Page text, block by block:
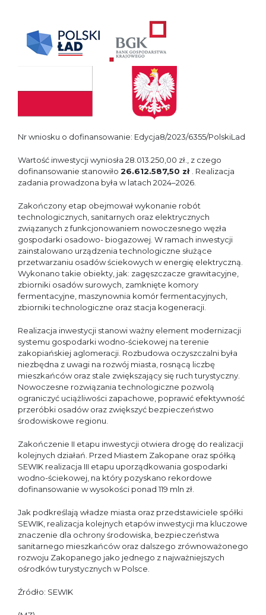
Nr wniosku o dofinansowanie: Edycja8/2023/6355/PolskiLad
Wartość inwestycji wyniosła 28.013.250,00 zł., z czego
dofinansowanie stanowiło 26.612.587,50 zł . Realizacja
zadania prowadzona była w latach 2024–2026.
Zakończony etap obejmował wykonanie robót
technologicznych, sanitarnych oraz elektrycznych
związanych z funkcjonowaniem nowoczesnego węzła
gospodarki osadowo- biogazowej. W ramach inwestycji
zainstalowano urządzenia technologiczne służące
przetwarzaniu osadów ściekowych w energię elektryczną.
Wykonano takie obiekty, jak: zagęszczacze grawitacyjne,
zbiorniki osadów surowych, zamknięte komory
fermentacyjne, maszynownia komór fermentacyjnych,
zbiorniki technologiczne oraz stacja kogeneracji.
Realizacja inwestycji stanowi ważny element modernizacji
systemu gospodarki wodno-ściekowej na terenie
zakopiańskiej aglomeracji. Rozbudowa oczyszczalni była
niezbędna z uwagi na rozwój miasta, rosnącą liczbę
mieszkańców oraz stale zwiększający się ruch turystyczny.
Nowoczesne rozwiązania technologiczne pozwolą
ograniczyć uciążliwości zapachowe, poprawić efektywność
przeróbki osadów oraz zwiększyć bezpieczeństwo
środowiskowe regionu.
Zakończenie II etapu inwestycji otwiera drogę do realizacji
kolejnych działań. Przed Miastem Zakopane oraz spółką
SEWIK realizacja III etapu uporządkowania gospodarki
wodno-ściekowej, na który pozyskano rekordowe
dofinansowanie w wysokości ponad 119 mln zł.
Jak podkreślają władze miasta oraz przedstawiciele spółki
SEWIK, realizacja kolejnych etapów inwestycji ma kluczowe
znaczenie dla ochrony środowiska, bezpieczeństwa
sanitarnego mieszkańców oraz dalszego zrównoważonego
rozwoju Zakopanego jako jednego z najważniejszych
ośrodków turystycznych w Polsce.
Źródło: SEWIK